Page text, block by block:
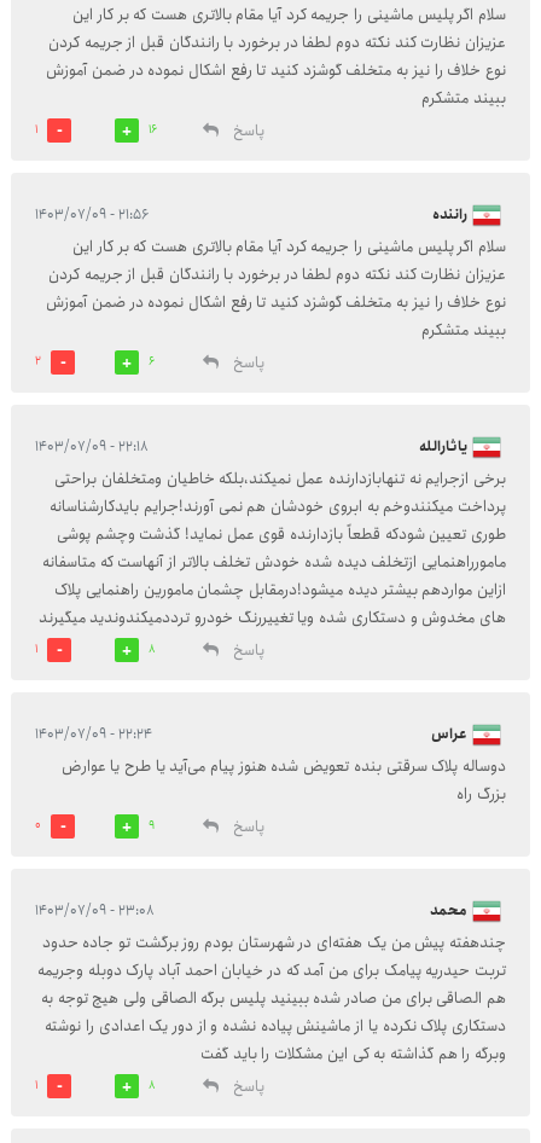
سلام اگر پلیس ماشینی را جریمه کرد آیا مقام بالاتری هست که بر کار این
عزیزان نظارت کند نکته دوم لطفا در برخورد با رانندگان قبل از جریمه کردن
نوع خلاف را نیز به متخلف گوشزد کنید تا رفع اشکال نموده در ضمن آموزش
ببیند متشکرم
پاسخ
16
1
راننده ۲۱:۵۶ - ۱۴۰۳/۰۷/۰۹
سلام اگر پلیس ماشینی را جریمه کرد آیا مقام بالاتری هست که بر کار این
عزیزان نظارت کند نکته دوم لطفا در برخورد با رانندگان قبل از جریمه کردن
نوع خلاف را نیز به متخلف گوشزد کنید تا رفع اشکال نموده در ضمن آموزش
ببیند متشکرم
پاسخ
6
2
یاثارالله ۲۲:۱۸ - ۱۴۰۳/۰۷/۰۹
برخی ازجرایم نه تنهابازدارنده عمل نمیکند،بلکه خاطیان ومتخلفان براحتی
پرداخت میکنندوخم به ابروی خودشان هم نمی آورند!جرایم بایدکارشناسانه
طوری تعیین شودکه قطعاً بازدارنده قوی عمل نماید! گذشت وچشم پوشی
مامورراهنمایی ازتخلف دیده شده خودش تخلف بالاتر از آنهاست که متاسفانه
ازاین مواردهم بیشتر دیده میشود!درمقابل چشمان مامورین راهنمایی پلاک
های مخدوش و دستکاری شده ویا تغییررنگ خودرو ترددمیکندوندید میگیرند
پاسخ
8
1
عراس ۲۲:۲۴ - ۱۴۰۳/۰۷/۰۹
دوساله پلاک سرقتی بنده تعویض شده هنوز پیام می‌آید یا طرح یا عوارض
بزرگ راه
پاسخ
9
0
محمد ۲۳:۰۸ - ۱۴۰۳/۰۷/۰۹
چندهفته پیش من یک هفته‌ای در شهرستان بودم روز برگشت تو جاده حدود
تربت حیدریه پیامک برای من آمد که در خیابان احمد آباد پارک دوبله وجریمه
هم الصاقی برای من صادر شده ببینید پلیس برگه الصاقی ولی هیچ توجه به
دستکاری پلاک نکرده یا از ماشینش پیاده نشده و از دور یک اعدادی را نوشته
وبرگه را هم گذاشته به کی این مشکلات را باید گفت
پاسخ
8
1